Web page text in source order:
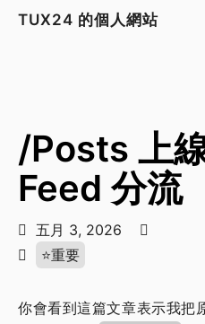
TUX24 的個人網站
/Posts 上
Feed 分流
五月 3, 2026
⭐️重要
你會看到這篇文章表示我把